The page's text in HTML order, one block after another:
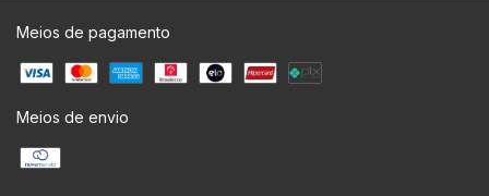
Meios de pagamento
Meios de envio